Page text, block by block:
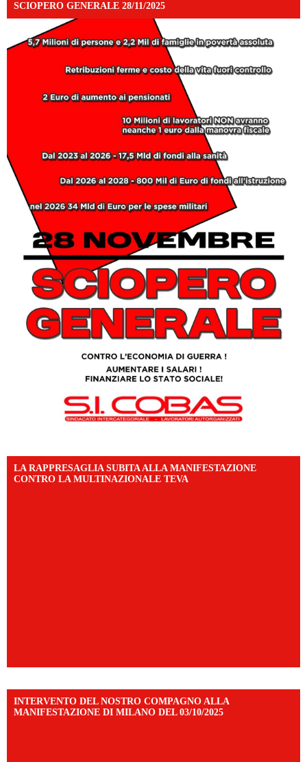
SCIOPERO GENERALE 28/11/2025
LA RAPPRESAGLIA SUBITA ALLA MANIFESTAZIONE
CONTRO LA MULTINAZIONALE TEVA
INTERVENTO DEL NOSTRO COMPAGNO ALLA
MANIFESTAZIONE DI MILANO DEL 03/10/2025